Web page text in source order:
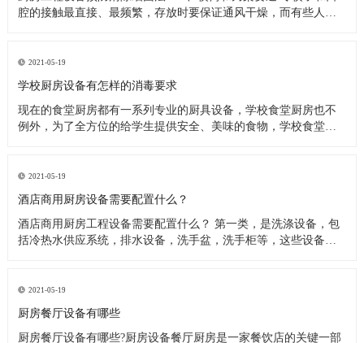
腔的接触最直接、最频繁，存放时要保证通风干燥，而有些人把
筒，并把它钉在墙上或放在通风处，这样能很快把水沥干。还有
人习惯在筷子上搭
2021-05-19
学校厨房设备有怎样的消毒要求
现在的食堂厨房都有一系列专业的厨具设备，学校食堂厨房也不
例外，为了全方位的给学生提供安全、美味的食物，学校食堂厨
校食堂厨房设备清洗消毒要求 1、使用后的餐具必须在指定的餐具
洗涤槽内将食
2021-05-19
酒店商用厨房设备需要配置什么？
酒店商用厨房工程设备需要配置什么？ 第一类，是洗涤设备，包
括冷热水供应系统，排水设备，洗手盆，洗手柜等，这些设备在
类，是饮食用具，主要包括餐厅家具和饮食用具。 第三类，食物
用具。炊具，
2021-05-19
厨房餐厅设备有哪些
厨房餐厅设备有哪些?厨房设备餐厅厨房是一家餐饮店的关键一部